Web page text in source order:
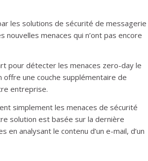
les solutions de sécurité de messagerie
menaces qui n’ont pas encore
pour détecter les menaces zero-day le
une couche supplémentaire de
entreprise.
simplement les menaces de sécurité
solution est basée sur la dernière
analysant le contenu d’un e-mail, d’un